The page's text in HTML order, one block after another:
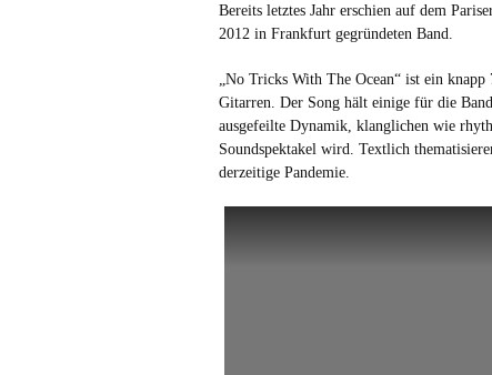
Bereits letztes Jahr erschien auf dem
2012 in Frankfurt gegründeten Band.
„No Tricks With The Ocean“ ist ein
Gitarren. Der Song hält einige für die
ausgefeilte Dynamik, klanglichen wie
Soundspektakel wird. Textlich
derzeitige Pandemie.